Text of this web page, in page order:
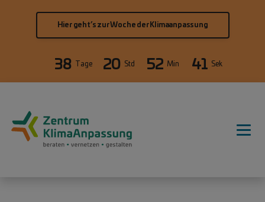
Hier geht’s zur Woche der Klimaanpassung
38 Tage 20 Std 52 Min 41 Sek